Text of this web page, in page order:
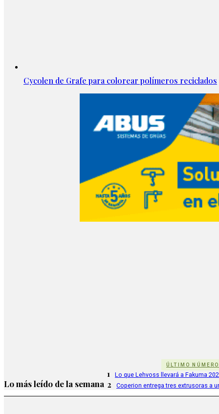
Cycolen de Grafe para colorear polímeros reciclados
ÚLTIMO NÚMERO
Lo más leído de la semana
1 Lo que Lehvoss llevará a Fakuma
2 Coperion entrega tres extrusoras a